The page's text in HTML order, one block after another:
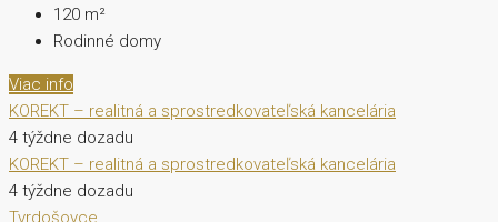
120 m²
Rodinné domy
Viac info
KOREKT – realitná a sprostredkovateľská kancelária
4 týždne dozadu
KOREKT – realitná a sprostredkovateľská kancelária
4 týždne dozadu
Tvrdošovce